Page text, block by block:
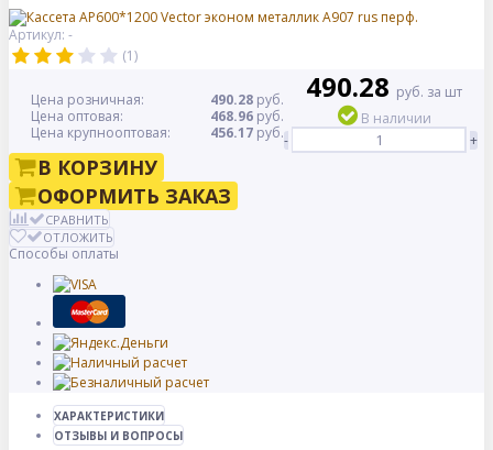
Артикул: -
(1)
Цена розничная: 490.28 руб.
Цена оптовая:
468.96 руб.
Цена крупнооптовая:
456.17 руб.
490.28 руб. за шт
В наличии
-
+
В КОРЗИНУ
ОФОРМИТЬ ЗАКАЗ
СРАВНИТЬ
ОТЛОЖИТЬ
Способы оплаты
ХАРАКТЕРИСТИКИ
ОТЗЫВЫ И ВОПРОСЫ